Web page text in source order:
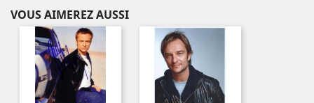
VOUS AIMEREZ AUSSI